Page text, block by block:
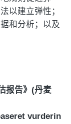
以建立弹性；
和分析；以及
报告》(丹麦
vurderin